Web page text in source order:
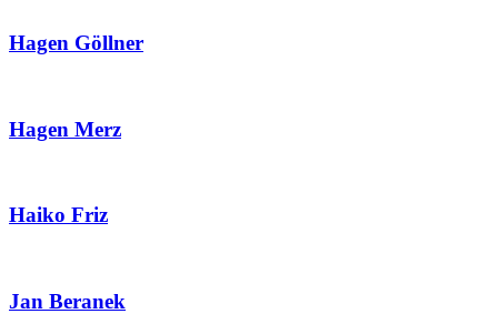
Hagen Göllner
Hagen Merz
Haiko Friz
Jan Beranek